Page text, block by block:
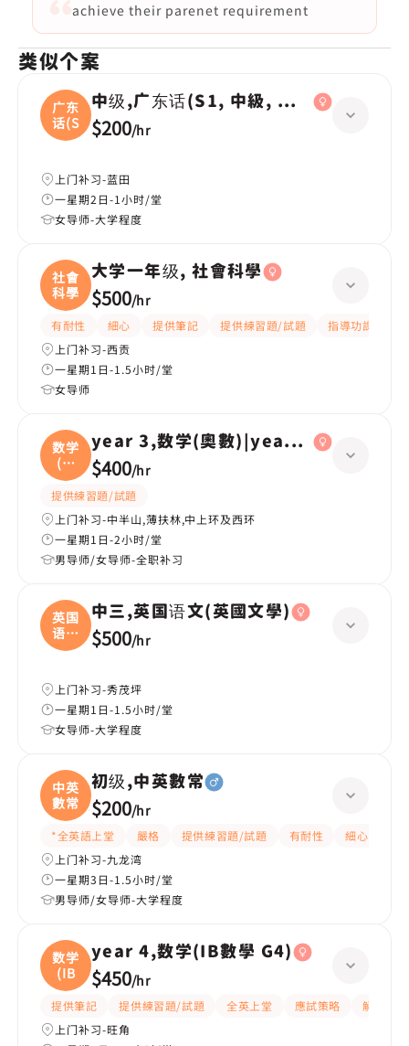
achieve their parenet requirement
类似个案
广东
话(S
中级,广东话(S1, 中級, 學校課程)
$200/hr
上门补习-蓝田
一星期2日-1小时/堂
女导师-大学程度
社會
科學
大学一年级, 社會科學
$500/hr
有耐性 細心 提供筆記 提供練習題/試題 指導功課
上门补习-西贡
一星期1日-1.5小时/堂
女导师
数学
(奧
數
year 3,数学(奧數)|year 2,数学(奧數)
$400/hr
提供練習題/試題
上门补习-中半山,薄扶林,中上环及西环
一星期1日-2小时/堂
男导师/女导师-全职补习
英国
语文
(
中三,英国语文(英國文學)
$500/hr
上门补习-秀茂坪
一星期1日-1.5小时/堂
女导师-大学程度
中英
數常
初级,中英數常
$200/hr
*全英語上堂 嚴格 提供練習題/試題 有耐性 細心
上门补习-九龙湾
一星期3日-1.5小时/堂
男导师/女导师-大学程度
数学
(IB
year 4,数学(IB數學 G4)
$450/hr
提供筆記 提供練習題/試題 全英上堂 應試策略
解題思路
上门补习-旺角